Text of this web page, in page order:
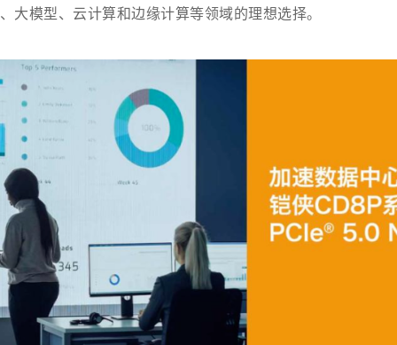
大模型、云计算和边缘计算等领域的理想选择。